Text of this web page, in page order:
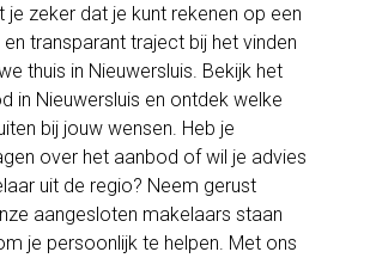
je zeker dat je kunt rekenen op een
transparant traject bij het vinden
thuis in Nieuwersluis. Bekijk het
in Nieuwersluis en ontdek welke
bij jouw wensen. Heb je
over het aanbod of wil je advies
uit de regio? Neem gerust
aangesloten makelaars staan
je persoonlijk te helpen. Met ons